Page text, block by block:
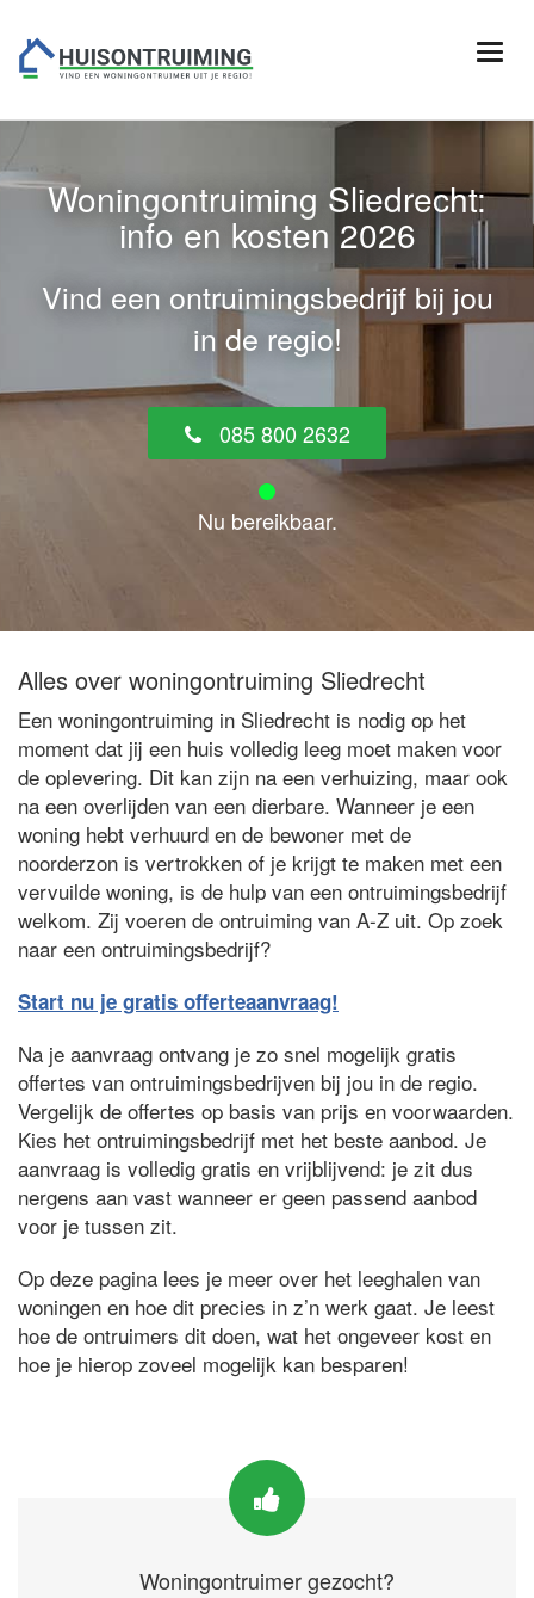
Woningontruiming Sliedrecht:
info en kosten 2026
Vind een ontruimingsbedrijf bij jou
in de regio!
085 800 2632
Nu bereikbaar.
Alles over woningontruiming Sliedrecht
Een woningontruiming in Sliedrecht is nodig op het
moment dat jij een huis volledig leeg moet maken voor
de oplevering. Dit kan zijn na een verhuizing, maar ook
na een overlijden van een dierbare. Wanneer je een
woning hebt verhuurd en de bewoner met de
noorderzon is vertrokken of je krijgt te maken met een
vervuilde woning, is de hulp van een ontruimingsbedrijf
welkom. Zij voeren de ontruiming van A-Z uit. Op zoek
naar een ontruimingsbedrijf?
Start nu je gratis offerteaanvraag!
Na je aanvraag ontvang je zo snel mogelijk gratis
offertes van ontruimingsbedrijven bij jou in de regio.
Vergelijk de offertes op basis van prijs en voorwaarden.
Kies het ontruimingsbedrijf met het beste aanbod. Je
aanvraag is volledig gratis en vrijblijvend: je zit dus
nergens aan vast wanneer er geen passend aanbod
voor je tussen zit.
Op deze pagina lees je meer over het leeghalen van
woningen en hoe dit precies in z’n werk gaat. Je leest
hoe de ontruimers dit doen, wat het ongeveer kost en
hoe je hierop zoveel mogelijk kan besparen!
Woningontruimer gezocht?